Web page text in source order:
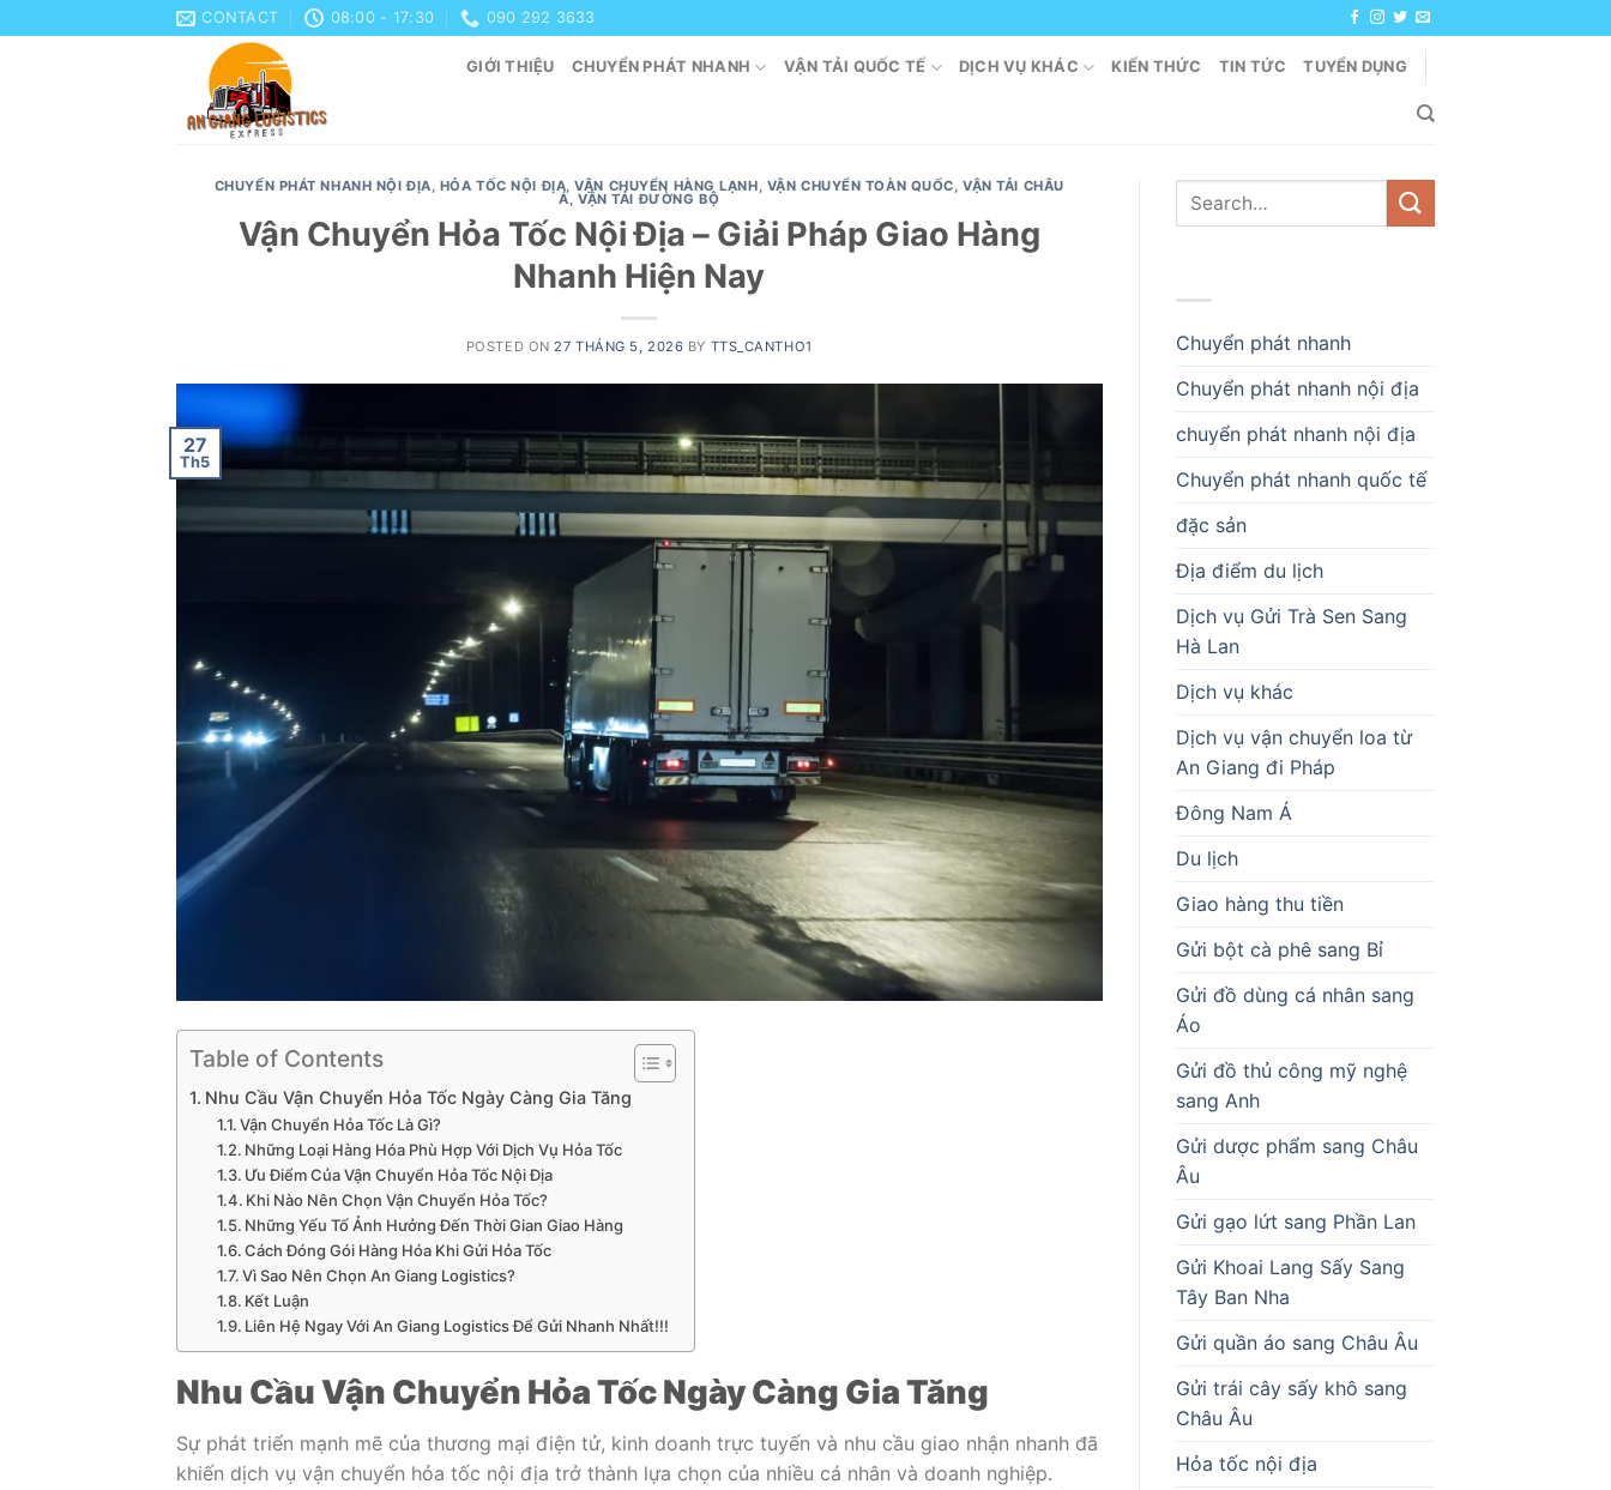
to
CONTACT 08:00 - 17:30 090 292 3633
GIỚI THIỆU CHUYỂN PHÁT NHANH VẬN TẢI QUỐC TẾ DỊCH VỤ KHÁC KIẾN THỨC TIN TỨC TUYỂN DỤNG
CHUYỂN PHÁT NHANH NỘI ĐỊA, HỎA TỐC NỘI ĐỊA,VẬN CHUYỂN HÀNG LẠNH, VẬN CHUYỂN TOÀN QUỐC,VẬN TẢI CHÂU
Á,VẬN TẢI ĐƯỜNG BỘ
Vận Chuyển Hỏa Tốc Nội Địa – Giải Pháp Giao Hàng
Nhanh Hiện Nay
POSTED ON 27 THÁNG 5, 2026 BY TTS_CANTHO1
27
Th5
Table of Contents
Nhu Cầu Vận Chuyển Hỏa Tốc Ngày Càng Gia Tăng
Vận Chuyển Hỏa Tốc Là Gì?
Những Loại Hàng Hóa Phù Hợp Với Dịch Vụ Hỏa Tốc
Ưu Điểm Của Vận Chuyển Hỏa Tốc Nội Địa
Khi Nào Nên Chọn Vận Chuyển Hỏa Tốc?
Những Yếu Tố Ảnh Hưởng Đến Thời Gian Giao Hàng
Cách Đóng Gói Hàng Hóa Khi Gửi Hỏa Tốc
Vì Sao Nên Chọn An Giang Logistics?
Kết Luận
Liên Hệ Ngay Với An Giang Logistics Để Gửi Nhanh Nhất!!!
Nhu Cầu Vận Chuyển Hỏa Tốc Ngày Càng Gia Tăng
Sự phát triển mạnh mẽ của thương mại điện tử, kinh doanh trực tuyến và nhu cầu giao nhận nhanh đã
khiến dịch vụ vận chuyển hỏa tốc nội địa trở thành lựa chọn của nhiều cá nhân và doanh nghiệp.
Chuyển phát nhanh
Chuyển phát nhanh nội địa
chuyển phát nhanh nội địa
Chuyển phát nhanh quốc tế
đặc sản
Địa điểm du lịch
Dịch vụ Gửi Trà Sen Sang
Hà Lan
Dịch vụ khác
Dịch vụ vận chuyển loa từ
An Giang đi Pháp
Đông Nam Á
Du lịch
Giao hàng thu tiền
Gửi bột cà phê sang Bỉ
Gửi đồ dùng cá nhân sang
Áo
Gửi đồ thủ công mỹ nghệ
sang Anh
Gửi dược phẩm sang Châu
Âu
Gửi gạo lứt sang Phần Lan
Gửi Khoai Lang Sấy Sang
Tây Ban Nha
Gửi quần áo sang Châu Âu
Gửi trái cây sấy khô sang
Châu Âu
Hỏa tốc nội địa